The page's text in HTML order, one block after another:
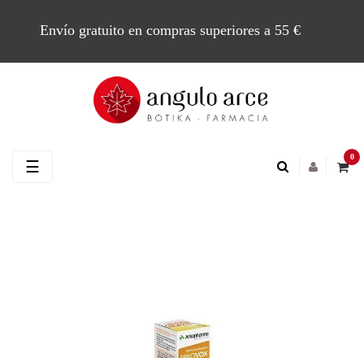
Envío gratuito en compras superiores a 55 €
0
Navegación
☰